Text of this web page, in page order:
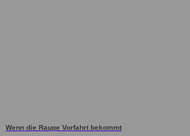
Wenn die Raupe Vorfahrt bekommt